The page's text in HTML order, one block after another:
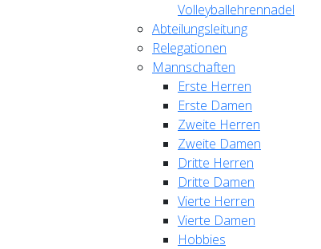
Volleyballehrennadel
Abteilungsleitung
Relegationen
Mannschaften
Erste Herren
Erste Damen
Zweite Herren
Zweite Damen
Dritte Herren
Dritte Damen
Vierte Herren
Vierte Damen
Hobbies